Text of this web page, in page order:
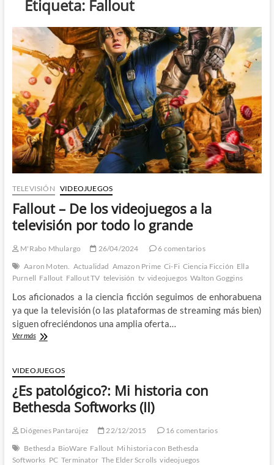
Etiqueta: Fallout
TELEVISIÓN VIDEOJUEGOS
Fallout – De los videojuegos a la
televisión por todo lo grande
M'Rabo Mhulargo 26/04/2024
6 comentarios
Aaron Moten.
Actualidad Amazon Prime Ci-Fi Ciencia Ficción Ella
Purnell Fallout Fallout TV televisión tv videojuegos Walton Goggins
Los aficionados a la ciencia ficción seguimos de enhorabuena
ya que la televisión (o las plataformas de streaming más bien)
siguen ofreciéndonos una amplia oferta…
Ver másFallout
los
videojuegos
a
la
televisión
todo
lo
grande
VIDEOJUEGOS
¿Es patológico?: Mi historia con
Bethesda Softworks (II)
Diógenes Pantarújez 22/12/2015
16 comentarios
Bethesda BioWare Fallout Mi historia con Bethesda
Softworks PC Terminator The Elder Scrolls videojuegos